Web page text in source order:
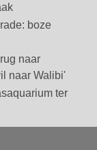
boze
naar
naar Walibi'
ter